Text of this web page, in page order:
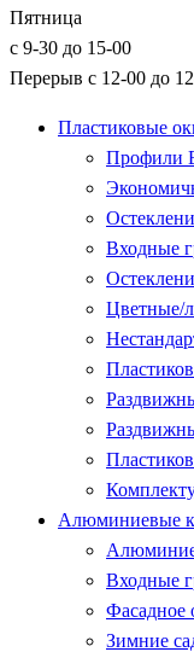
Пятница
с 9-30 до 15-00
Перерыв с 12-00 до
Пластиковые
Профили
Входные
Цветные/
Алюминиевые
Входные
Фасадное
Зимние